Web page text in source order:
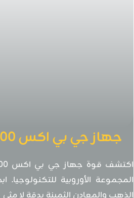
جهاز
كاشف الذهب
المجموعة الأوروبية للتكنولوجيا.